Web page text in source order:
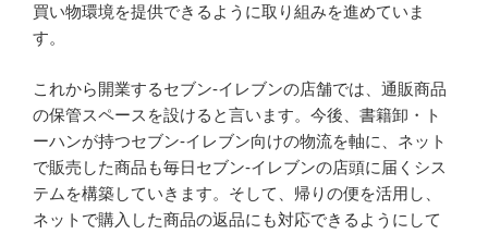
買い物環境を提供できるように取り組みを進めていま
す。
これから開業するセブン‐イレブンの店舗では、通販商品
の保管スペースを設けると言います。今後、書籍卸・ト
ーハンが持つセブン‐イレブン向けの物流を軸に、ネット
で販売した商品も毎日セブン‐イレブンの店頭に届くシス
テムを構築していきます。そして、帰りの便を活用し、
ネットで購入した商品の返品にも対応できるようにして